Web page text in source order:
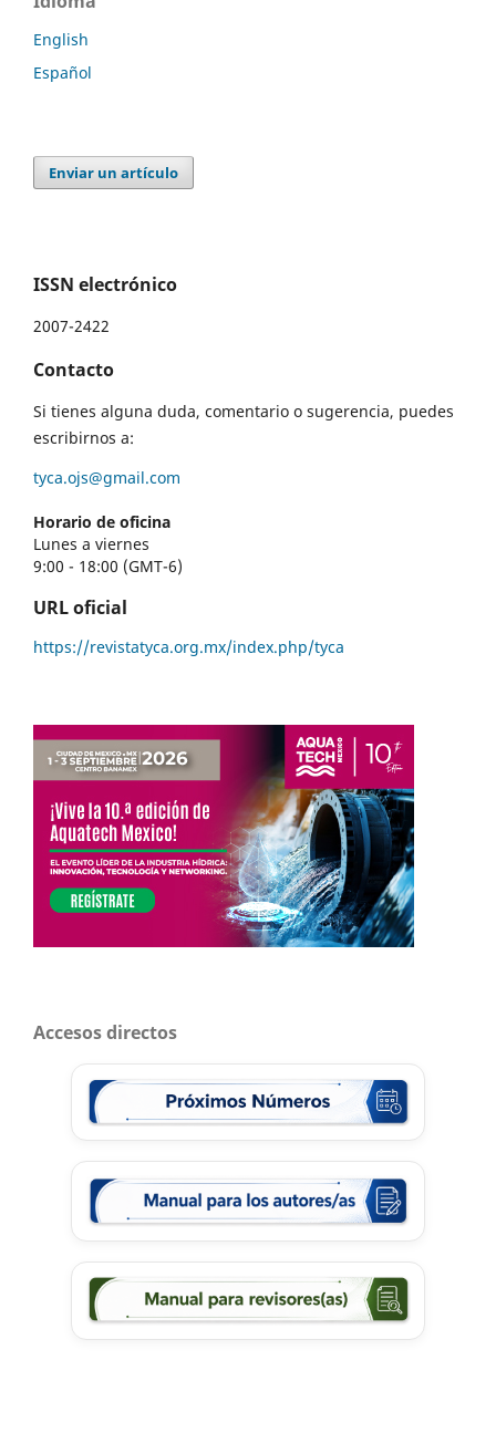
English
Español
Enviar un artículo
ISSN electrónico
2007-2422
Contacto
Si tienes alguna duda, comentario o sugerencia, puedes
escribirnos a:
tyca.ojs@gmail.com
Horario de oficina
Lunes a viernes
9:00 - 18:00 (GMT-6)
URL oficial
https://revistatyca.org.mx/index.php/tyca
Accesos directos